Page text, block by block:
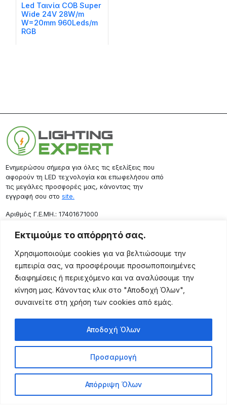
Εκτιμούμε το απόρρητό σας.
Χρησιμοποιούμε cookies για να βελτιώσουμε την
εμπειρία σας, να προσφέρουμε προσωποποιημένες
διαφημίσεις ή περιεχόμενο και να αναλύσουμε την
κίνηση μας. Κάνοντας κλικ στο "Αποδοχή Όλων",
συναινείτε στη χρήση των cookies από εμάς.
Προσαρμογή
Απόρριψη Όλων
Αποδοχή Όλων
Led Ταινία COB Super
Wide 24V 28W/m
W=20mm 960Leds/m
RGB
Ενημερώσου σήμερα για όλες τις εξελίξεις που
αφορούν τη LED τεχνολογία και επωφελήσου από
τις μεγάλες προσφορές μας, κάνοντας την
εγγραφή σου στο site.
Aριθμός Γ.Ε.ΜΗ.: 17401671000
Επικοινωνία
Ρόδου 133, Αθήνα 10443
(+30) 211 725 5427
sales@lightingexpert.gr
Χρήσιμες Σελίδες
Προϊόντα
Τρόποι Αποστολής